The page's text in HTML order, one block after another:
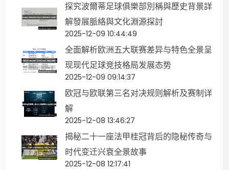
探究波爾蒂足球俱樂部別稱與歷史背景詳
解發展脈絡與文化淵源探討
2025-12-09 10:44:49
全面解析欧洲五大联赛差异与特色全景呈
现现代足球竞技格局发展态势
2025-12-09 09:14:37
欧冠与欧联第三名对决规则解析及赛制详
解
2025-12-08 13:46:27
揭秘二十一座法甲桂冠背后的隐秘传奇与
时代变迁兴衰全景故事
2025-12-08 12:17:41